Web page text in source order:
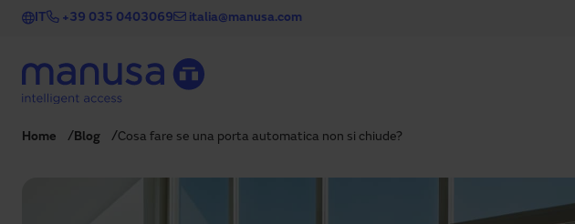
Salta al contenuto principale
IT +39 035 0403069 italia@manusa.com
Home Blog Cosa fare se una porta automatica non si chiude?